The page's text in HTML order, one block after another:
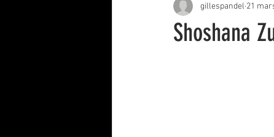
Shoshana
gillespandel 21